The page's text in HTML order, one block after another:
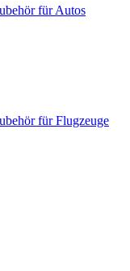
für Autos
für Flugzeuge